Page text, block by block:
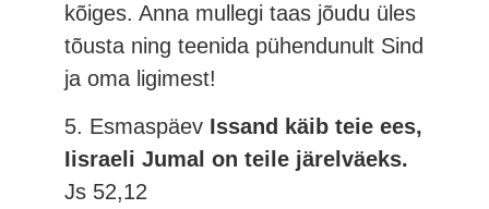
kõiges. Anna mullegi taas jõudu üles
tõusta ning teenida pühendunult Sind
ja oma ligimest!
5. Esmaspäev Issand käib teie ees,
Iisraeli Jumal on teile järelväeks.
Js 52,12